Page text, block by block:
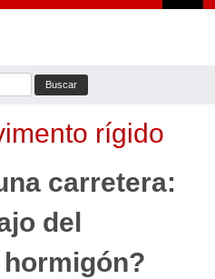
rígido
carretera:
del